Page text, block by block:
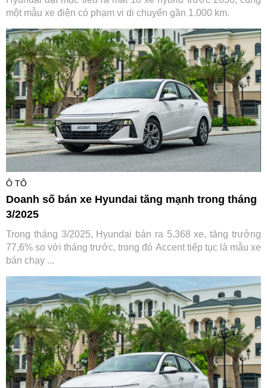
một mẫu xe điện có phạm vi di chuyển gần 1.000 km.
Ô TÔ
Doanh số bán xe Hyundai tăng mạnh trong tháng
3/2025
Trong tháng 3/2025, Hyundai bán ra 5.368 xe, tăng trưởng
77,6% so với tháng trước, trong đó Accent tiếp tục là mẫu xe
bán chạy ...